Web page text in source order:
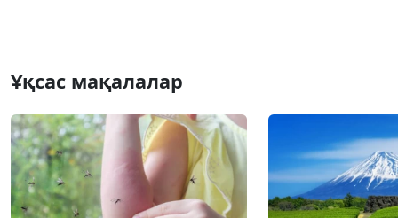
Ұқсас мақалалар